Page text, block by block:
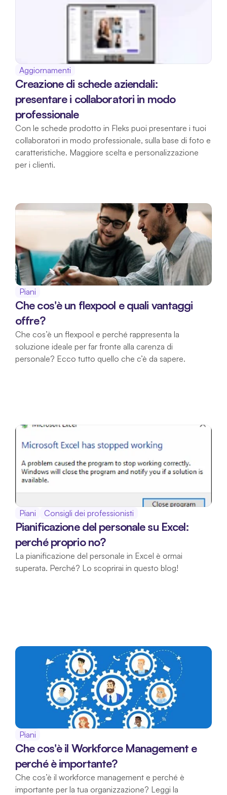
Aggiornamenti
Creazione di schede aziendali:
presentare i collaboratori in modo
professionale
Con le schede prodotto in Fleks puoi presentare i tuoi
collaboratori in modo professionale, sulla base di foto e
caratteristiche. Maggiore scelta e personalizzazione
per i clienti.
Piani
Che cos'è un flexpool e quali vantaggi
offre?
Che cos’è un flexpool e perché rappresenta la
soluzione ideale per far fronte alla carenza di
personale? Ecco tutto quello che c’è da sapere.
Piani Consigli dei professionisti
Pianificazione del personale su Excel:
perché proprio no?
La pianificazione del personale in Excel è ormai
superata. Perché? Lo scoprirai in questo blog!
Piani
Che cos'è il Workforce Management e
perché è importante?
Che cos’è il workforce management e perché è
importante per la tua organizzazione? Leggi la